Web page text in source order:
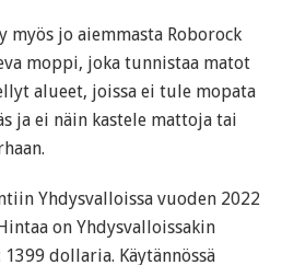
jo aiemmasta Roborock
moppi, joka tunnistaa matot
alueet, joissa ei tule mopata
ja ei näin kastele mattoja tai
Yhdysvalloissa vuoden 2022
on Yhdysvalloissakin
dollaria. Käytännössä